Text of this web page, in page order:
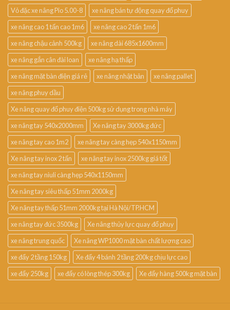
Vỏ đặc xe nâng Pio 5.00-8
xe nâng bán tự động quay đổ phuy
xe nâng cao 1 tấn cao 1m6
xe nâng cao 2 tấn 1m6
xe nâng chậu cảnh 500kg
xe nâng dài 685x1600mm
xe nâng gắn cân đài loan
xe nâng hạ thấp
xe nâng mặt bàn điện giá rẻ
xe nâng nhật bản
xe nâng pallet
xe nâng phuy dầu
Xe nâng quay đổ phuy điện 500kg sử dụng trong nhà máy
xe nâng tay 540x2000mm
Xe nâng tay 3000kg đức
xe nâng tay cao 1m2
xe nâng tay càng hẹp 540x1150mm
Xe nâng tay inox 2 tấn
xe nâng tay inox 2500kg giá tốt
xe nâng tay niuli càng hẹp 540x1150mm
Xe nâng tay siêu thấp 51mm 2000kg
Xe nâng tay thấp 51mm 2000kg tại Hà Nội/TP.HCM
xe nâng tay đức 3500kg
Xe nâng thủy lực quay đổ phuy
xe nâng trung quốc
Xe nâng WP1000 mặt bàn chất lượng cao
xe đẩy 2 tầng 150kg
Xe đẩy 4 bánh 2 tầng 200kg chịu lực cao
xe đẩy 250kg
xe đẩy có lòng thép 300kg Xe đẩy hàng 500kg mặt bàn